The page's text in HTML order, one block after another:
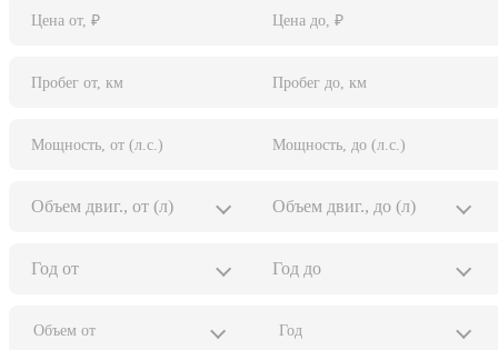
Объем от Год